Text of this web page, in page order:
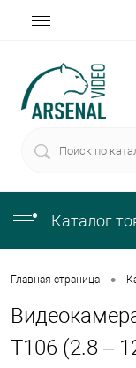
Каталог
Главная страница •
T106 (2.8 –